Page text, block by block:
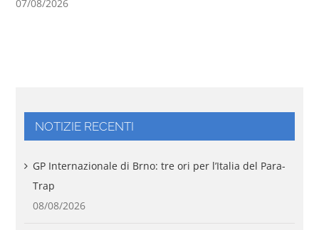
07/08/2026
NOTIZIE RECENTI
GP Internazionale di Brno: tre ori per l’Italia del Para-
Trap
08/08/2026